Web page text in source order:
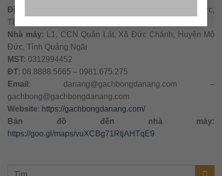
Địa chỉ:
CCN Quán Lát, Xã Đức Chánh, Huyện Mộ Đức,
Tỉnh Quảng Ngãi
Nhà máy: L1, CCN Quán Lát, Xã Đức Chánh, Huyện Mộ
Đức, Tỉnh Quảng Ngãi
MST: 0312994452
ĐT: 08.8888.5665 – 0981.675.275
Email : danang@gachbongdanang.com –
gachbong@gachbongdanang.com
Website: https://gachbongdanang.com/
Bản đồ đến nhà máy:
https://goo.gl/maps/vuXCBg71RtjAHTqE9